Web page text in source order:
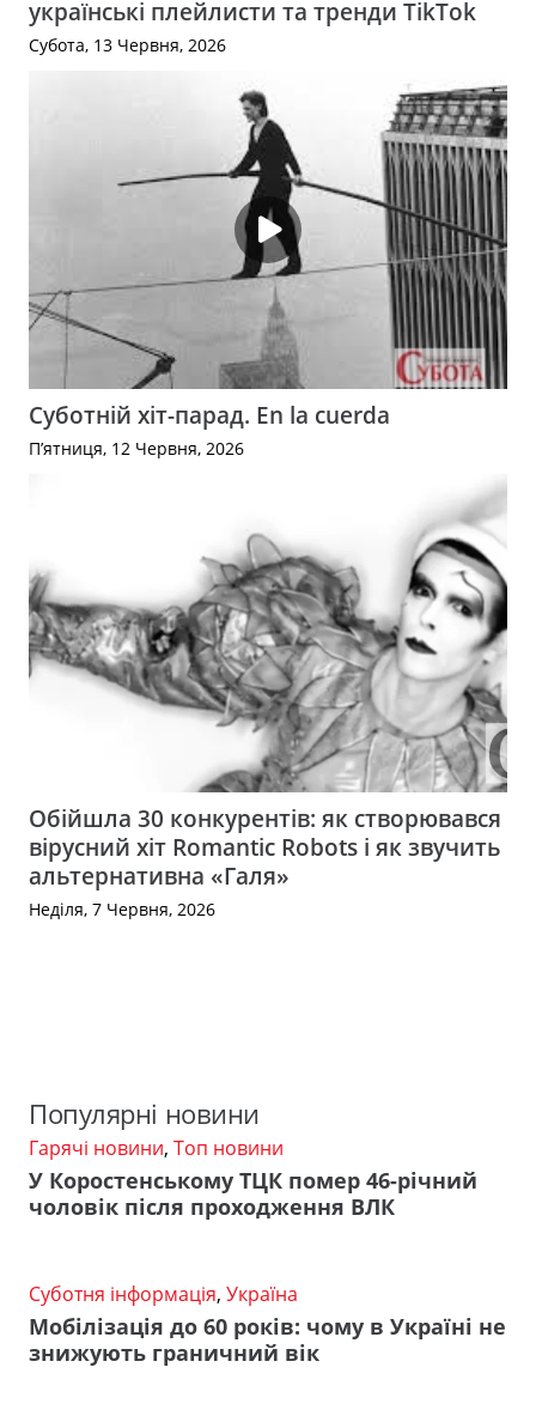
українські плейлисти та тренди TikTok
Субота, 13 Червня, 2026
Суботній хіт-парад. En la cuerda
П’ятниця, 12 Червня, 2026
Обійшла 30 конкурентів: як створювався
вірусний хіт Romantic Robots і як звучить
альтернативна «Галя»
Неділя, 7 Червня, 2026
Популярні новини
Гарячі новини, Топ новини
У Коростенському ТЦК помер 46-річний
чоловік після проходження ВЛК
Суботня інформація, Україна
Мобілізація до 60 років: чому в Україні не
знижують граничний вік